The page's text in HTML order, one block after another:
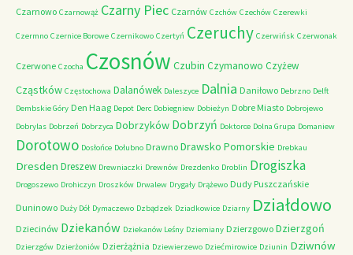
Czarnowo Czarnowąż Czarny Piec Czarnów Czchów Czechów Czerewki
Czermno Czernice Borowe Czernikowo Czertyń Czeruchy Czerwińsk Czerwonak
Czerwone Czocha Czosnów Czubin Czymanowo Czyżew
Cząstków Częstochowa Dalanówek Daleszyce Dalnia Daniłowo Debrzno Delft
Dembskie Góry Den Haag Depot Derc Dobiegniew Dobieżyn Dobre Miasto Dobrojewo
Dobrylas Dobrzeń Dobrzyca Dobrzyków Dobrzyń Doktorce Dolna Grupa Domaniew
Dorotowo Dosłońce Dołubno Drawno Drawsko Pomorskie Drebkau
Dresden Dreszew Drewniaczki Drewnów Drezdenko Droblin Drogiszka
Drogoszewo Drohiczyn Droszków Drwalew Drygały Drążewo Dudy Puszczańskie
Duninowo Duży Dół Dymaczewo Dzbądzek Dziadkowice Dziarny Działdowo
Dziecinów Dziekanów Dziekanów Leśny Dziemiany Dzierzgowo Dzierzgoń
Dzierzgów Dzierżoniów Dzierżążnia Dziewierzewo Dziećmirowice Dziunin Dziwnów